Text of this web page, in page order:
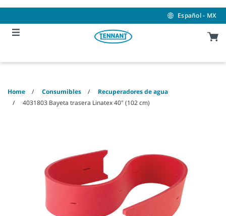
content
navigation
menu
Español - MX
Home Consumibles
Recuperadores de agua
4031803 Bayeta trasera Linatex 40" (102 cm)